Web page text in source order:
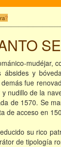
?
mudéjar,
ábsides y
fue
nudillo de la
de 1570. Se
de acceso en
su rico
de tipología